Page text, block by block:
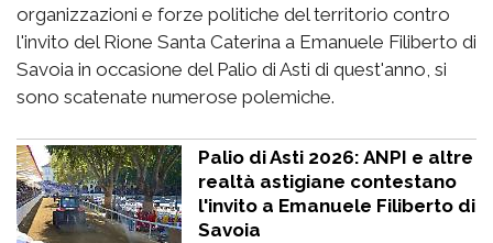
organizzazioni e forze politiche del territorio contro
l'invito del Rione Santa Caterina a Emanuele Filiberto di
Savoia in occasione del Palio di Asti di quest'anno, si
sono scatenate numerose polemiche.
Palio di Asti 2026: ANPI e altre
realtà astigiane contestano
l'invito a Emanuele Filiberto di
Savoia